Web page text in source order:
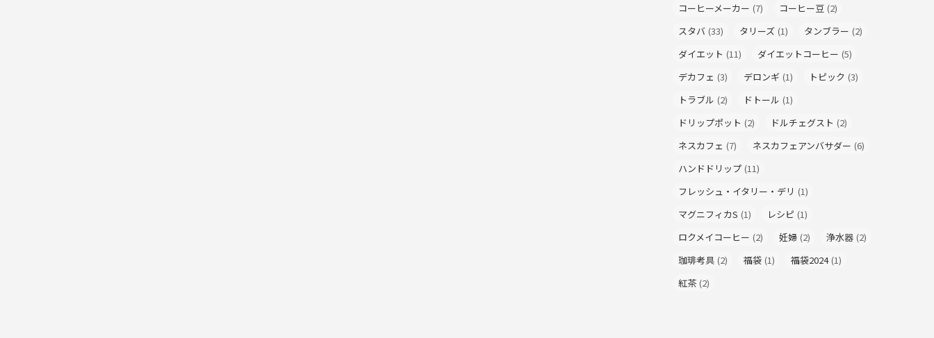
コーヒーメーカー (7) コーヒー豆 (2)
スタバ (33) タリーズ (1) タンブラー (2)
ダイエット (11) ダイエットコーヒー (5)
デカフェ (3) デロンギ (1) トピック (3)
トラブル (2) ドトール (1)
ドリップポット (2) ドルチェグスト (2)
ネスカフェ (7) ネスカフェアンバサダー (6)
ハンドドリップ (11)
フレッシュ・イタリー・デリ (1)
マグニフィカS (1) レシピ (1)
ロクメイコーヒー (2) 妊婦 (2) 浄水器 (2)
珈琲考具 (2) 福袋 (1) 福袋2024 (1)
紅茶 (2)